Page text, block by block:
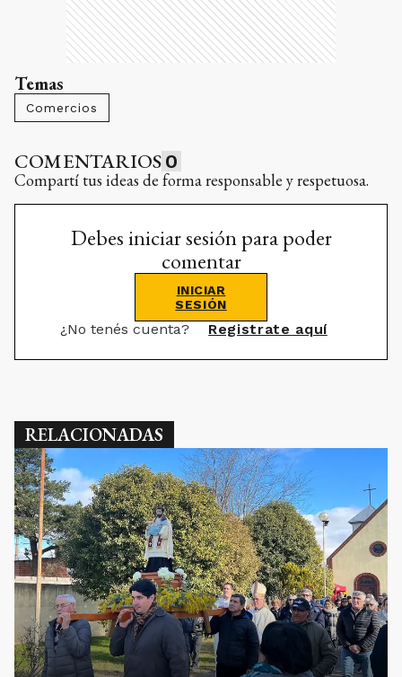
Temas
Comercios
COMENTARIOS 0
Compartí tus ideas de forma responsable y respetuosa.
Debes iniciar sesión para poder
comentar
INICIAR
SESIÓN
¿No tenés cuenta? Registrate aquí
RELACIONADAS